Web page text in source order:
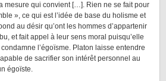
mesure qui convient […]. Rien ne se fait pour
», ce qui est l’idée de base du holisme et
au désir qu’ont les hommes d’appartenir
et fait appel à leur sens moral puisqu’elle
condamne l’égoïsme. Platon laisse entendre
de sacrifier son intérêt personnel au
égoïste.